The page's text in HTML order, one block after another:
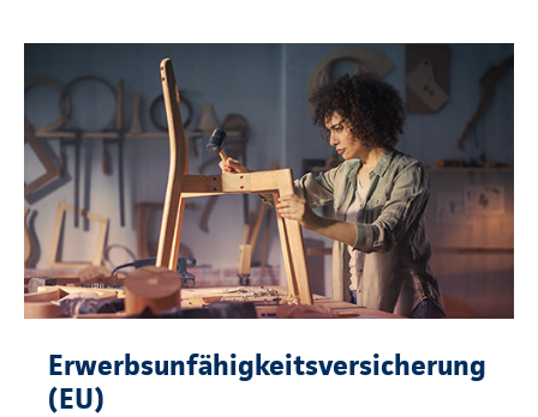
Erwerbsunfähigkeitsversicherung
(EU)